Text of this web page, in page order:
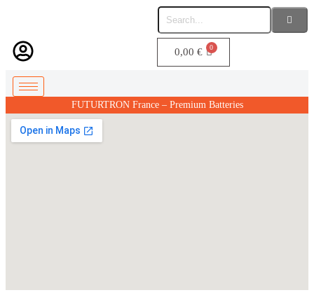
0,00 €
FUTURTRON France – Premium Batteries